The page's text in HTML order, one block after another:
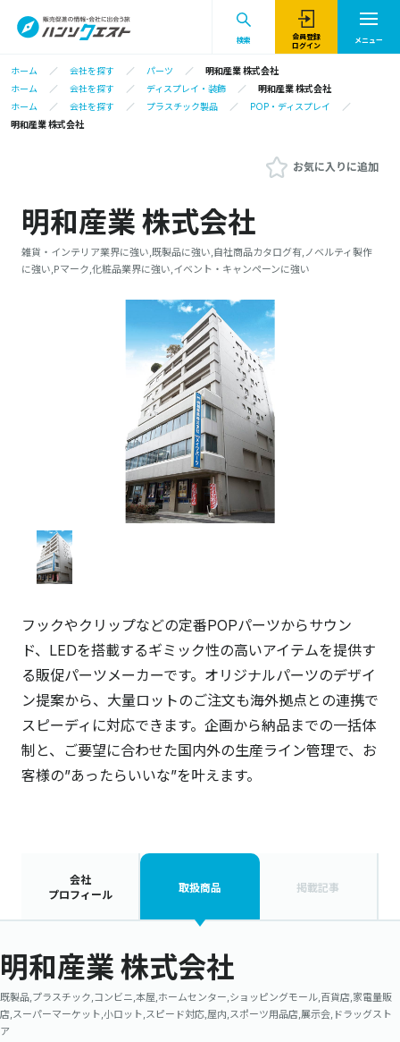
検索
会員登録
ログイン
メニュー
ホーム 会社を探す パーツ
明和産業 株式会社
ホーム
会社を探す ディスプレイ・装飾
明和産業 株式会社
ホーム
会社を探す プラスチック製品
POP・ディスプレイ
明和産業 株式会社
お気に入りに追加
明和産業 株式会社
雑貨・インテリア業界に強い,既製品に強い,自社商品カタログ有,ノベルティ製作
に強い,Pマーク,化粧品業界に強い,イベント・キャンペーンに強い
フックやクリップなどの定番POPパーツからサウン
ド、LEDを搭載するギミック性の高いアイテムを提供す
る販促パーツメーカーです。オリジナルパーツのデザイ
ン提案から、大量ロットのご注文も海外拠点との連携で
スピーディに対応できます。企画から納品までの一括体
制と、ご要望に合わせた国内外の生産ライン管理で、お
客様の”あったらいいな”を叶えます。
会社
プロフィール
取扱商品 掲載記事
明和産業 株式会社
既製品,プラスチック,コンビニ,本屋,ホームセンター,ショッピングモール,百貨店,家電量販
店,スーパーマーケット,小ロット,スピード対応,屋内,スポーツ用品店,展示会,ドラッグスト
ア